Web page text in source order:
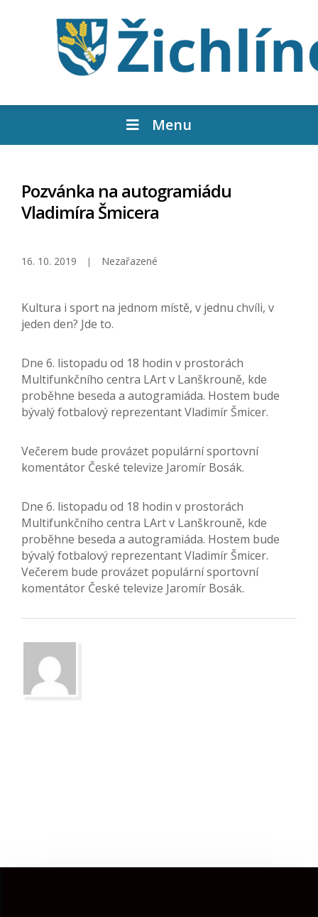
Menu
Pozvánka na autogramiádu
Vladimíra Šmicera
16. 10. 2019 Nezařazené
Kultura i sport na jednom místě, v jednu chvíli, v
jeden den? Jde to.
Dne 6. listopadu od 18 hodin v prostorách
Multifunkčního centra LArt v Lanškrouně, kde
proběhne beseda a autogramiáda. Hostem bude
bývalý fotbalový reprezentant Vladimír Šmicer.
Večerem bude provázet populární sportovní
komentátor České televize Jaromír Bosák.
Dne 6. listopadu od 18 hodin v prostorách
Multifunkčního centra LArt v Lanškrouně, kde
proběhne beseda a autogramiáda. Hostem bude
bývalý fotbalový reprezentant Vladimír Šmicer.
Večerem bude provázet populární sportovní
komentátor České televize Jaromír Bosák.